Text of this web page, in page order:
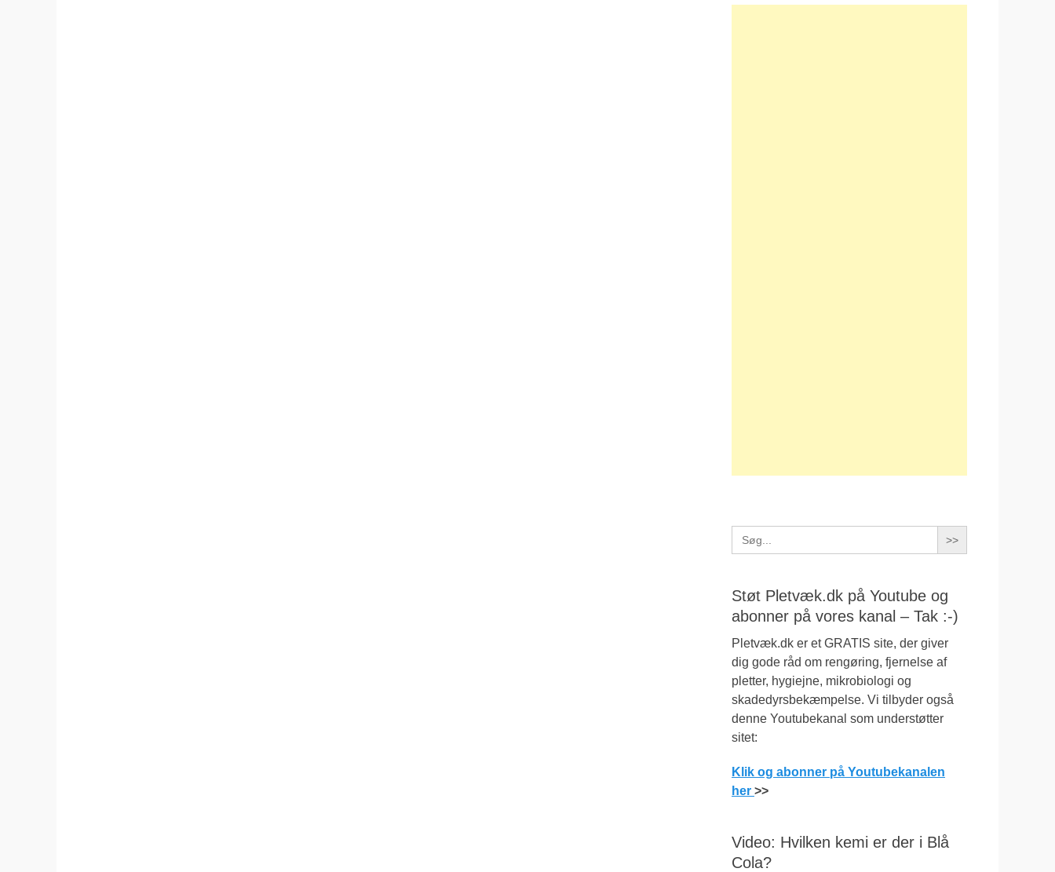
Search
for:
Støt Pletvæk.dk på Youtube og
abonner på vores kanal – Tak :-)
Pletvæk.dk er et GRATIS site, der giver
dig gode råd om rengøring, fjernelse af
pletter, hygiejne, mikrobiologi og
skadedyrsbekæmpelse. Vi tilbyder også
denne Youtubekanal som understøtter
sitet:
Klik og abonner på Youtubekanalen
her >>
Video: Hvilken kemi er der i Blå
Cola?